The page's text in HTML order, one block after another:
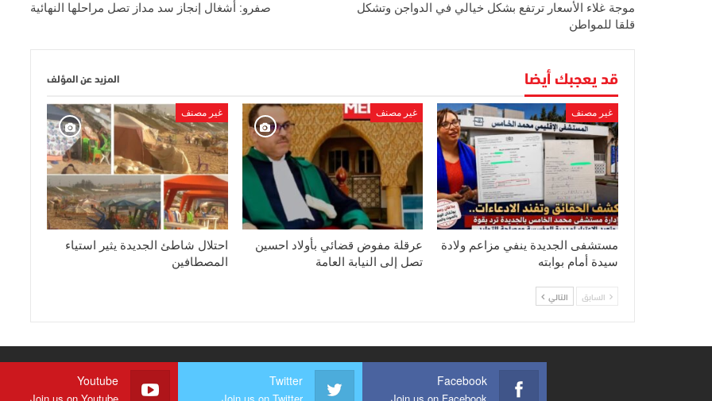
موجة غلاء الأسعار ترتفع بشكل خيالي في الدواجن وتشكل
قلقا للمواطن
صفرو: أشغال إنجاز سد مداز تصل مراحلها النهائية
قد يعجبك أيضا المزيد عن المؤلف
غير مصنف
مستشفى الجديدة ينفي مزاعم ولادة
سيدة أمام بوابته
غير مصنف
عرقلة مفوض قضائي بأولاد احسين
تصل إلى النيابة العامة
غير مصنف
احتلال شاطئ الجديدة يثير استياء
المصطافين
السابق التالي
Facebook
Twitter
Youtube